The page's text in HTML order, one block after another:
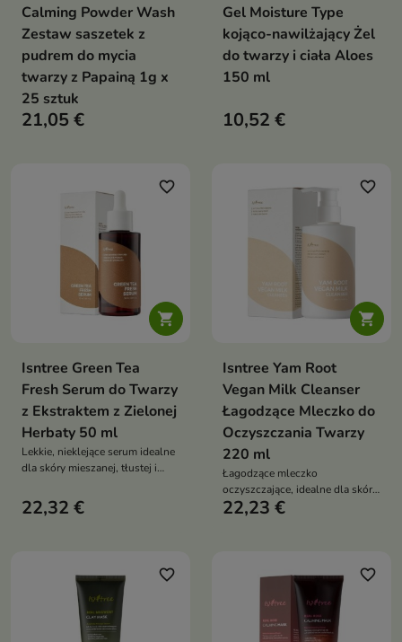
Calming Powder Wash
Zestaw saszetek z
pudrem do mycia
twarzy z Papainą 1g x
25 sztuk
21,05 €
Gel Moisture Type
kojąco-nawilżający Żel
do twarzy i ciała Aloes
150 ml
10,52 €

favorite_border
Isntree Green Tea
Fresh Serum do Twarzy
z Ekstraktem z Zielonej
Herbaty 50 ml
Lekkie, nieklejące serum idealne
dla skóry mieszanej, tłustej i
22,32 €

favorite_border
Isntree Yam Root
Vegan Milk Cleanser
Łagodzące Mleczko do
Oczyszczania Twarzy
220 ml
Łagodzące mleczko
oczyszczające, idealne dla skóry
wymagającej delikatnego, a
22,23 €
favorite_border favorite_border